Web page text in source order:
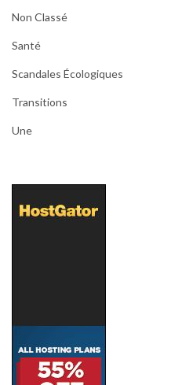
Non Classé
Santé
Scandales Écologiques
Transitions
Une